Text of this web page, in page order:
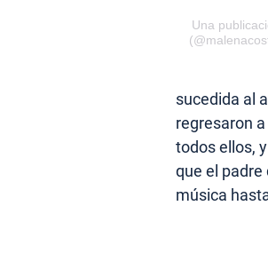
Una
sucedida al
regresaron
todos ellos,
que el padre
música